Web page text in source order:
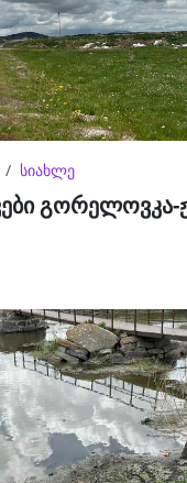
სიახლე
გორელოვკა-